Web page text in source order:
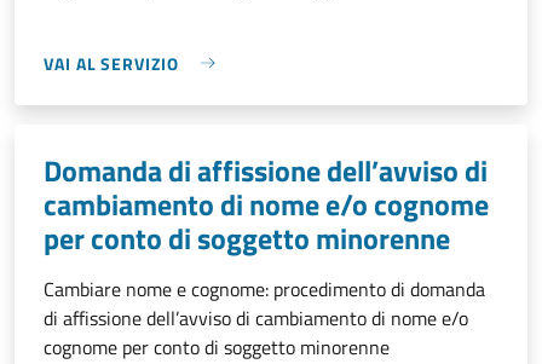
VAI AL SERVIZIO
Domanda di affissione dell’avviso di
cambiamento di nome e/o cognome
per conto di soggetto minorenne
Cambiare nome e cognome: procedimento di domanda
di affissione dell’avviso di cambiamento di nome e/o
cognome per conto di soggetto minorenne